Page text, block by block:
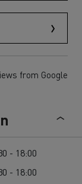
from Google
- 18:00
- 18:00